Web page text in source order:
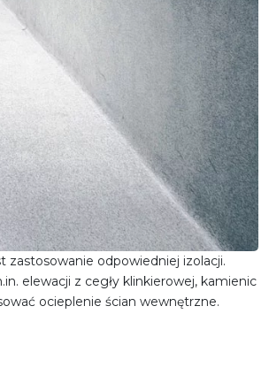
odpowiedniej izolacji.
elewacji z cegły klinkierowej, kamienic
ocieplenie ścian wewnętrzne.